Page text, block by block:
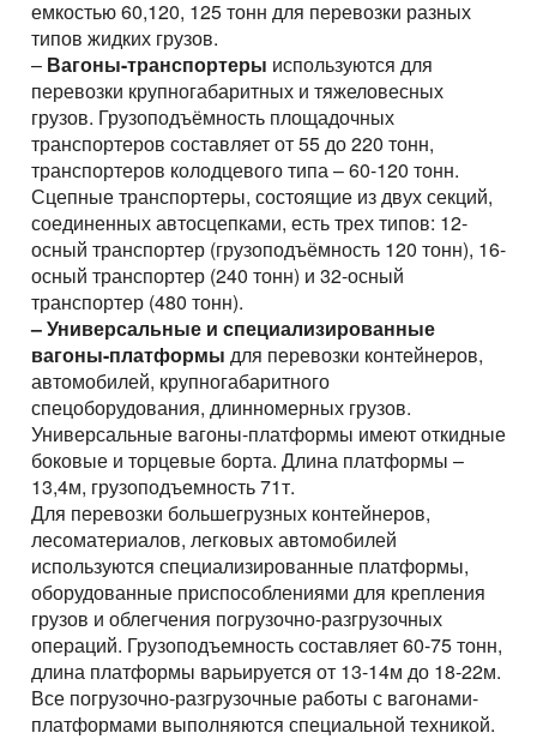
емкостью 60,120, 125 тонн для перевозки разных
типов жидких грузов.
– Вагоны-транспортеры используются для
перевозки крупногабаритных и тяжеловесных
грузов. Грузоподъёмность площадочных
транспортеров составляет от 55 до 220 тонн,
транспортеров колодцевого типа – 60-120 тонн.
Сцепные транспортеры, состоящие из двух секций,
соединенных автосцепками, есть трех типов: 12-
осный транспортер (грузоподъёмность 120 тонн), 16-
осный транспортер (240 тонн) и 32-осный
транспортер (480 тонн).
– Универсальные и специализированные
вагоны-платформы для перевозки контейнеров,
автомобилей, крупногабаритного
спецоборудования, длинномерных грузов.
Универсальные вагоны-платформы имеют откидные
боковые и торцевые борта. Длина платформы –
13,4м, грузоподъемность 71т.
Для перевозки большегрузных контейнеров,
лесоматериалов, легковых автомобилей
используются специализированные платформы,
оборудованные приспособлениями для крепления
грузов и облегчения погрузочно-разгрузочных
операций. Грузоподъемность составляет 60-75 тонн,
длина платформы варьируется от 13-14м до 18-22м.
Все погрузочно-разгрузочные работы с вагонами-
платформами выполняются специальной техникой.